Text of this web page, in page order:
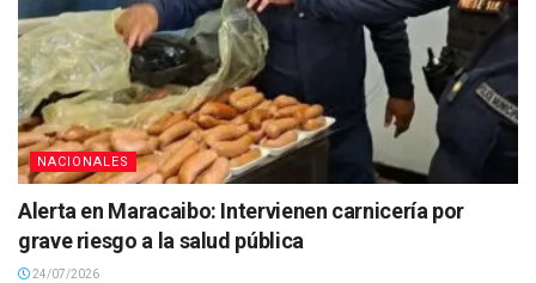
NACIONALES
Alerta en Maracaibo: Intervienen carnicería por
grave riesgo a la salud pública
24/07/2026